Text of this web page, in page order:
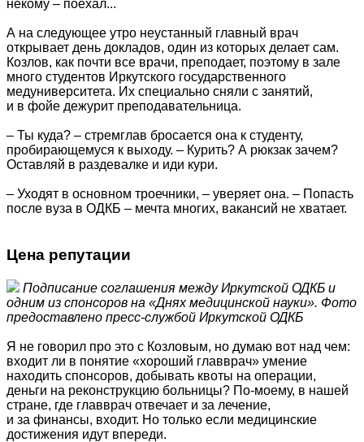
некому – поехал...
А на следующее утро неустанный главный врач
открывает день докладов, один из которых делает сам.
Козлов, как почти все врачи, преподает, поэтому в зале
много студентов Иркутского государственного
медуниверситета. Их специально сняли с занятий,
и в фойе дежурит преподавательница.
– Ты куда? – стремглав бросается она к студенту,
пробирающемуся к выходу. – Курить? А рюкзак зачем?
Оставляй в раздевалке и иди кури.
– Уходят в основном троечники, – уверяет она. – Попасть
после вуза в ОДКБ – мечта многих, вакансий не хватает.
Цена репутации
Подписание соглашения между Иркутской ОДКБ и
одним из спонсоров на «Днях медицинской науки». Фото
предоставлено пресс-службой Иркутской ОДКБ
Я не говорил про это с Козловым, но думаю вот над чем:
входит ли в понятие «хороший главврач» умение
находить спонсоров, добывать квоты на операции,
деньги на реконструкцию больницы? По-моему, в нашей
стране, где главврач отвечает и за лечение,
и за финансы, входит. Но только если медицинские
достижения идут впереди.